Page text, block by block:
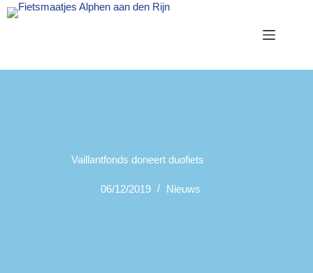
Ga
naar
Vaillantfonds doneert duofiets
06/12/2019 Nieuws